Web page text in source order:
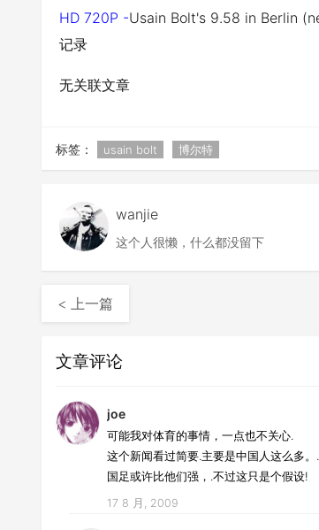
HD 720P -Usain Bolt's 9.58 in Berlin
记录
无关联文章
标签： usain bolt 博尔特
wanjie
这个人很懒，什么都没留下
< 上一篇
文章评论
joe
可能我对体育的事情，一点也不关心.
这个新闻看过简要.主要是中国人这么多
国足或许比他们强，.不过这只是个假设!
17 8 月, 2009